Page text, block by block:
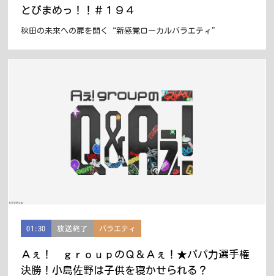
とびまめっ！！＃１９４
秋田の未来への扉を開く“新感覚ローカルバラエティ”
01:30 放送終了 バラエティ
Ａぇ！ ｇｒｏｕｐのＱ＆Ａぇ！★パパ力選手権
決勝！小島佐野は子供を寝かせられる？